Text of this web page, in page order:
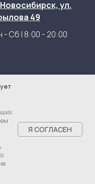
Новосибирск, ул.
49
- Сб | 8:00 - 20:00
Я СОГЛАСЕН